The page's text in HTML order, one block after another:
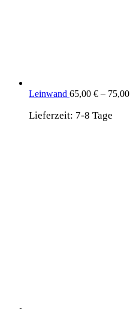
Leinwand 65,00 € – 75,00
Lieferzeit: 7-8 Tage